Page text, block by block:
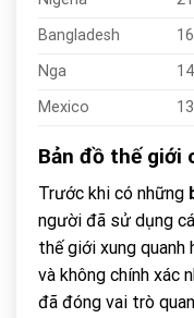
Bangladesh
Nga
Mexico
Bản đồ thế giới
Trước khi có những
người đã sử dụng
thế giới xung quanh
và không chính xác
đã đóng vai trò